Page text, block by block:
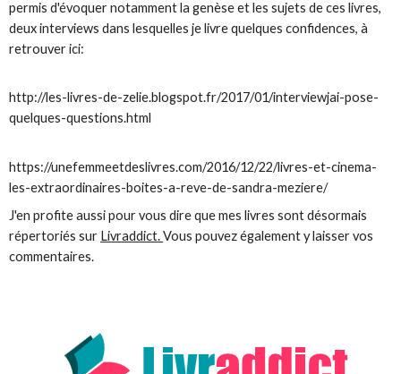
permis d'évoquer notamment la genèse et les sujets de ces livres,
deux interviews dans lesquelles je livre quelques confidences, à
retrouver ici:
http://les-livres-de-zelie.blogspot.fr/2017/01/interviewjai-pose-
quelques-questions.html
https://unefemmeetdeslivres.com/2016/12/22/livres-et-cinema-
les-extraordinaires-boites-a-reve-de-sandra-meziere/
J'en profite aussi pour vous dire que mes livres sont désormais
répertoriés sur Livraddict.Vous pouvez également y laisser vos
commentaires.